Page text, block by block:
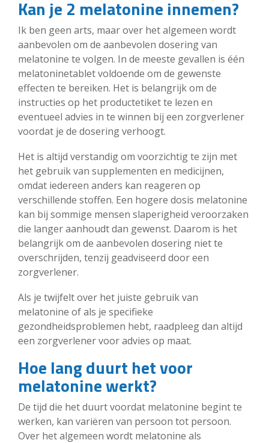
Kan je 2 melatonine innemen?
Ik ben geen arts, maar over het algemeen wordt
aanbevolen om de aanbevolen dosering van
melatonine te volgen. In de meeste gevallen is één
melatoninetablet voldoende om de gewenste
effecten te bereiken. Het is belangrijk om de
instructies op het productetiket te lezen en
eventueel advies in te winnen bij een zorgverlener
voordat je de dosering verhoogt.
Het is altijd verstandig om voorzichtig te zijn met
het gebruik van supplementen en medicijnen,
omdat iedereen anders kan reageren op
verschillende stoffen. Een hogere dosis melatonine
kan bij sommige mensen slaperigheid veroorzaken
die langer aanhoudt dan gewenst. Daarom is het
belangrijk om de aanbevolen dosering niet te
overschrijden, tenzij geadviseerd door een
zorgverlener.
Als je twijfelt over het juiste gebruik van
melatonine of als je specifieke
gezondheidsproblemen hebt, raadpleeg dan altijd
een zorgverlener voor advies op maat.
Hoe lang duurt het voor
melatonine werkt?
De tijd die het duurt voordat melatonine begint te
werken, kan variëren van persoon tot persoon.
Over het algemeen wordt melatonine als